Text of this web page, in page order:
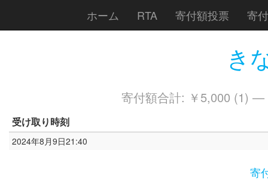
ホーム RTA 寄付額投票 寄
き
寄付額合計: ￥5,000 (1) —
受け取り時刻
2024年8月9日21:40
寄